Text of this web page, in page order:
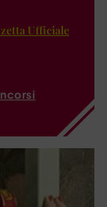
Ufficiale